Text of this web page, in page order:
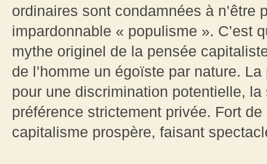
ordinaires sont condamnées à n’être
impardonnable « populisme ». C’est
mythe originel de la pensée
de l’homme un égoïste par nature.
pour une discrimination potentielle, la
préférence strictement privée. Fort
capitalisme prospère, faisant